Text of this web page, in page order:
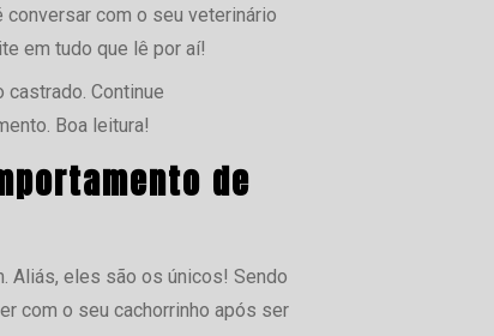
com o seu veterinário
em tudo que lê por aí!
Continue
Boa leitura!
de
Aliás, eles são os únicos! Sendo
com o seu cachorrinho após ser